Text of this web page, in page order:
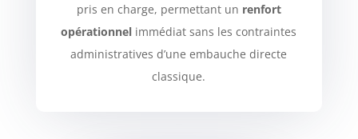
pris en charge, permettant un renfort
opérationnel immédiat sans les contraintes
administratives d’une embauche directe
classique.